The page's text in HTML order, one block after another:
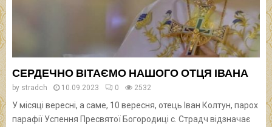
СЕРДЕЧНО ВІТАЄМО НАШОГО ОТЦЯ ІВАНА
by stradch 10.09.2023 0 2532
У місяці вересні, а саме, 10 вересня, отець Іван Колтун, парох
парафії Успення Пресвятої Богородиці с. Страдч відзначає